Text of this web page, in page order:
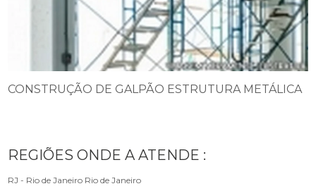
CONSTRUÇÃO DE GALPÃO ESTRUTURA METÁLICA
REGIÕES ONDE A ATENDE :
RJ - Rio de Janeiro Rio de Janeiro